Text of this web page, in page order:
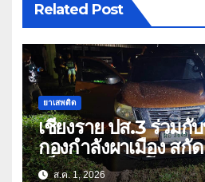
Related Post
ยาเสพติด
เชียงราย ปส.3 ร่วมกั
กองกำลังผาเมือง สกั
เม็ด เครือข่าย โล่ง แ
ส.ค. 1, 2026